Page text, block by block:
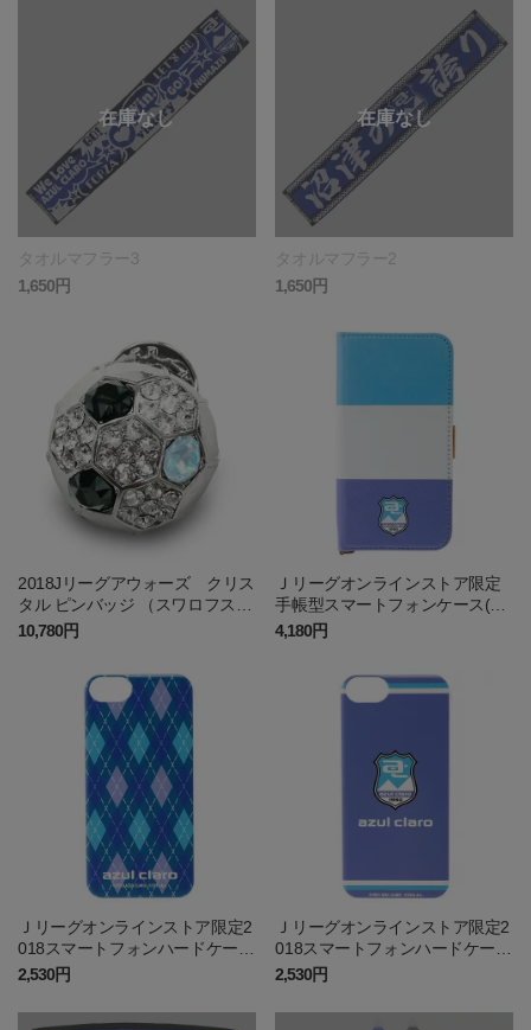
タオルマフラー3
1,650円
タオルマフラー2
1,650円
2018Jリーグアウォーズ クリス
タル ピンバッジ （スワロフスキ
ー(R)・クリスタル使用)
10,780円
Ｊリーグオンラインストア限定
手帳型スマートフォンケース(ベ
ーシック1)
4,180円
Ｊリーグオンラインストア限定2
018スマートフォンハードケース
(アーガイル1)
2,530円
Ｊリーグオンラインストア限定2
018スマートフォンハードケース
(ベーシック1)
2,530円